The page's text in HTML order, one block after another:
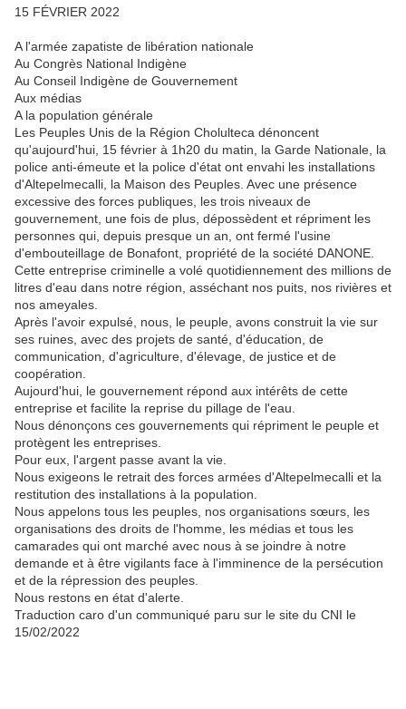
15 FÉVRIER 2022
A l'armée zapatiste de libération nationale
Au Congrès National Indigène
Au Conseil Indigène de Gouvernement
Aux médias
A la population générale
Les Peuples Unis de la Région Cholulteca dénoncent
qu'aujourd'hui, 15 février à 1h20 du matin, la Garde Nationale, la
police anti-émeute et la police d'état ont envahi les installations
d'Altepelmecalli, la Maison des Peuples. Avec une présence
excessive des forces publiques, les trois niveaux de
gouvernement, une fois de plus, dépossèdent et répriment les
personnes qui, depuis presque un an, ont fermé l'usine
d'embouteillage de Bonafont, propriété de la société DANONE.
Cette entreprise criminelle a volé quotidiennement des millions de
litres d'eau dans notre région, asséchant nos puits, nos rivières et
nos ameyales.
Après l'avoir expulsé, nous, le peuple, avons construit la vie sur
ses ruines, avec des projets de santé, d'éducation, de
communication, d'agriculture, d'élevage, de justice et de
coopération.
Aujourd'hui, le gouvernement répond aux intérêts de cette
entreprise et facilite la reprise du pillage de l'eau.
Nous dénonçons ces gouvernements qui répriment le peuple et
protègent les entreprises.
Pour eux, l'argent passe avant la vie.
Nous exigeons le retrait des forces armées d'Altepelmecalli et la
restitution des installations à la population.
Nous appelons tous les peuples, nos organisations sœurs, les
organisations des droits de l'homme, les médias et tous les
camarades qui ont marché avec nous à se joindre à notre
demande et à être vigilants face à l'imminence de la persécution
et de la répression des peuples.
Nous restons en état d'alerte.
Traduction caro d'un communiqué paru sur le site du CNI le
15/02/2022